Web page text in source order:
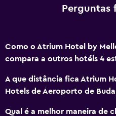
Perguntas
Como o Atrium Hotel by
compara a outros hotéis 4
A que distância fica Atrium
Hotels de Aeroporto de
Qual é a melhor maneira de